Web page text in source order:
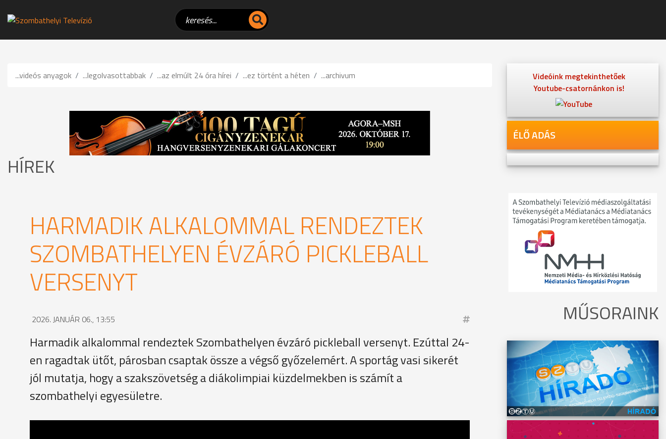
...videós anyagok ...legolvasottabbak ...az elmúlt 24 óra hírei ...ez történt a héten ...archivum
HÍREK
HARMADIK ALKALOMMAL RENDEZTEK
SZOMBATHELYEN ÉVZÁRÓ PICKLEBALL
VERSENYT
2026. JANUÁR 06., 13:55
Harmadik alkalommal rendeztek Szombathelyen évzáró pickleball versenyt. Ezúttal 24-
en ragadtak ütőt, párosban csaptak össze a végső győzelemért. A sportág vasi sikerét
jól mutatja, hogy a szakszövetség a diákolimpiai küzdelmekben is számít a
szombathelyi egyesületre.
Videóink megtekinthetőek
Youtube-csatornánkon is!
ÉLŐ ADÁS
MŰSORAINK